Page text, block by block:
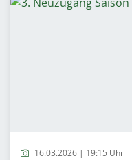
16.03.2026 | 19:15 Uhr